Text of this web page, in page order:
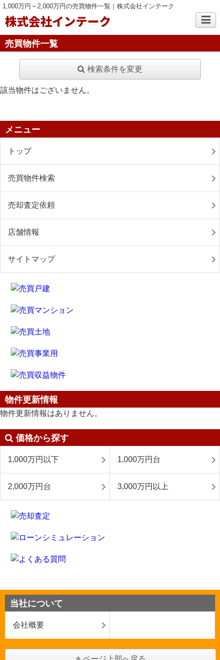
1,000万円～2,000万円の売買物件一覧｜株式会社インテーク
株式会社インテーク
売買物件一覧
検索条件を変更
該当物件はございません。
メニュー
トップ
売買物件検索
売却査定依頼
店舗情報
サイトマップ
物件更新情報
物件更新情報はありません。
価格から探す
1,000万円以下 1,000万円台
2,000万円台 3,000万円以上
当社について
会社概要